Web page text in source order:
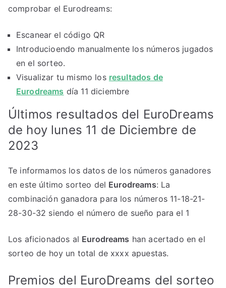
comprobar el Eurodreams:
Escanear el código QR
Introducioendo manualmente los números jugados
en el sorteo.
Visualizar tu mismo los resultados de
Eurodreams día 11 diciembre
Últimos resultados del EuroDreams
de hoy lunes 11 de Diciembre de
2023
Te informamos los datos de los números ganadores
en este último sorteo del Eurodreams: La
combinación ganadora para los números 11-18-21-
28-30-32 siendo el número de sueño para el 1
Los aficionados al Eurodreams han acertado en el
sorteo de hoy un total de xxxx apuestas.
Premios del EuroDreams del sorteo